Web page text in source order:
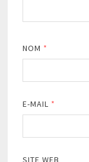
NOM *
E-MAIL *
SITE WEB